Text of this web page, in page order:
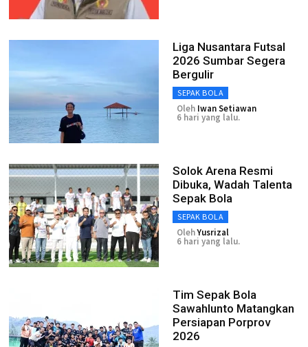
Liga Nusantara Futsal
2026 Sumbar Segera
Bergulir
SEPAK BOLA
Oleh Iwan Setiawan
6 hari yang lalu.
Solok Arena Resmi
Dibuka, Wadah Talenta
Sepak Bola
SEPAK BOLA
OlehYusrizal
6 hari yang lalu.
Tim Sepak Bola
Sawahlunto Matangkan
Persiapan Porprov
2026